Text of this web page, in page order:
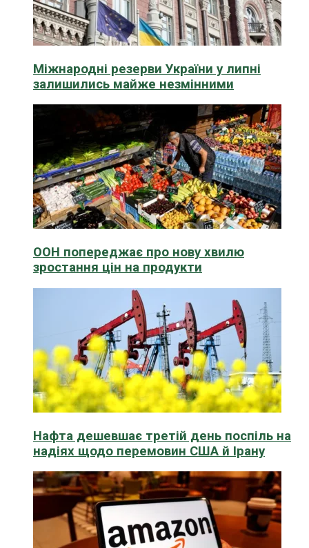
Міжнародні резерви України у липні
залишились майже незмінними
ООН попереджає про нову хвилю
зростання цін на продукти
Нафта дешевшає третій день поспіль на
надіях щодо перемовин США й Ірану